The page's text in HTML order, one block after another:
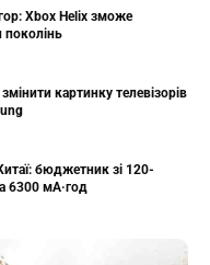
Xbox Helix зможе
поколінь
картинку телевізорів
бюджетник зі 120-
6300 мА·год